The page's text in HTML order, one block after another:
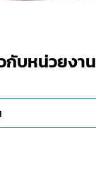
กับหน่วยงาน